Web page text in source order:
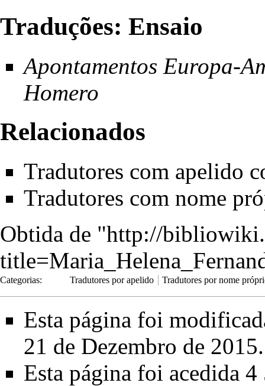
Traduções: Ensaio
Apontamentos Europa-
Homero
Relacionados
Tradutores com apelido
Tradutores com nome
Obtida de "http://
Categorias: Tradutores por apelido Tradutores por nome
Esta página foi
21 de Dezembro de 2015.
Esta página foi acedida 4